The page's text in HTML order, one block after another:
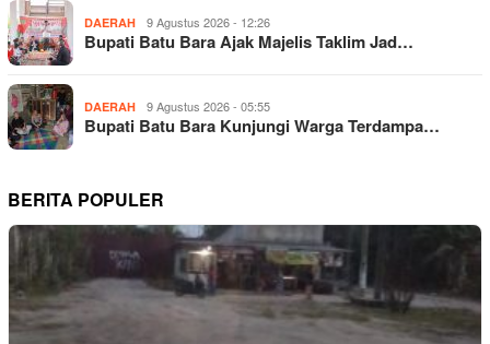
DAERAH 9 Agustus 2026 - 12:26
Bupati Batu Bara Ajak Majelis Taklim Jad…
DAERAH 9 Agustus 2026 - 05:55
Bupati Batu Bara Kunjungi Warga Terdampa…
BERITA POPULER